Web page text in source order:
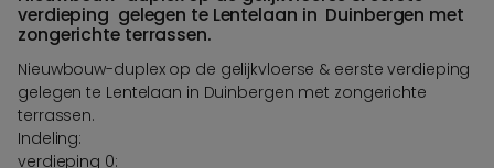
verdieping gelegen te Lentelaan in Duinbergen met
zongerichte terrassen.
Nieuwbouw-duplex op de gelijkvloerse & eerste verdieping
gelegen te Lentelaan in Duinbergen met zongerichte
terrassen.
Indeling:
verdieping 0: